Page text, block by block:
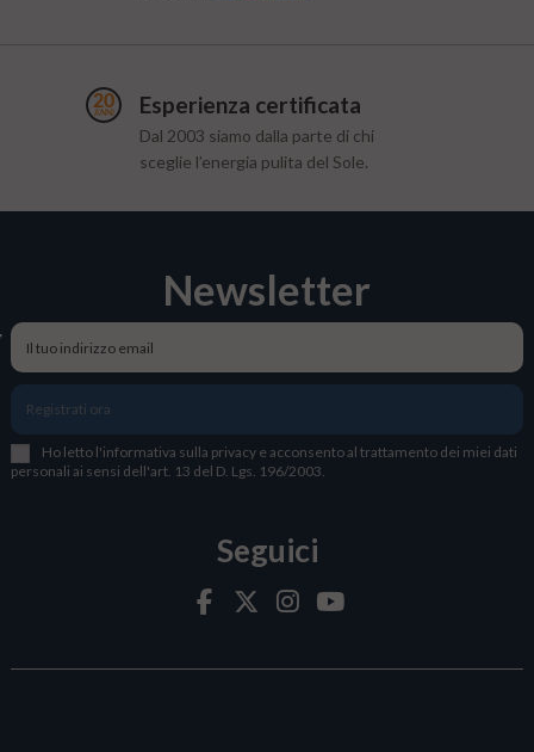
Esperienza certificata
Dal 2003 siamo dalla parte di chi
sceglie l’energia pulita del Sole.
Newsletter
Registrati ora
Ho letto l'informativa sulla privacy e acconsento al trattamento dei miei dati
personali ai sensi dell'art. 13 del D. Lgs. 196/2003.
Seguici